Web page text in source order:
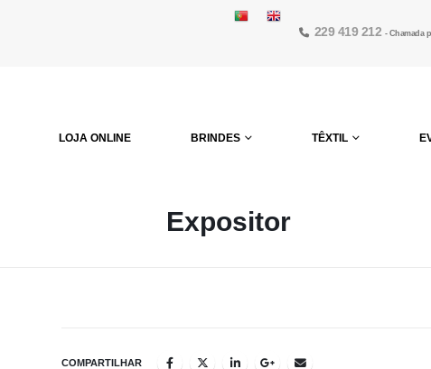
229 419 212 - Chamada
LOJA ONLINE BRINDES TÊXTIL
Expositor
COMPARTILHAR